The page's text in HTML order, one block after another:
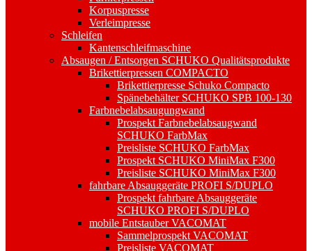
Korpuspresse
Verleimpresse
Schleifen
Kantenschleifmaschine
Absaugen / Entsorgen SCHUKO Qualitätsprodukte
Brikettierpressen COMPACTO
Brikettierpresse Schuko Compacto
Spänebehälter SCHUKO SPB 100-130
Farbnebelabsaugungwand
Prospekt Farbnebelabsaugwand
SCHUKO FarbMax
Preisliste SCHUKO FarbMax
Prospekt SCHUKO MiniMax F300
Preisliste SCHUKO MiniMax F300
fahrbare Absauggeräte PROFI S/DUPLO
Prospekt fahrbare Absauggeräte
SCHUKO PROFI S/DUPLO
mobile Entstauber VACOMAT
Sammelprospekt VACOMAT
Preisliste VACOMAT